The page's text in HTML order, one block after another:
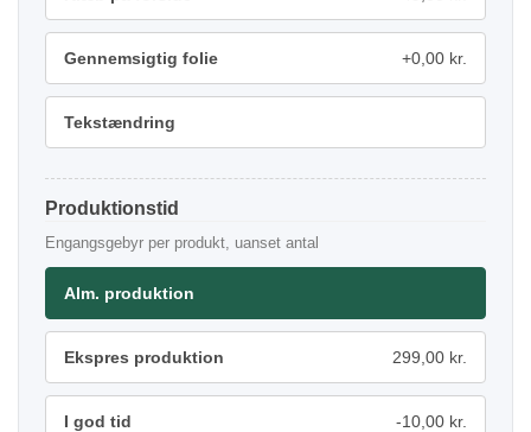
Gennemsigtig folie +0,00 kr.
Tekstændring
Produktionstid
Engangsgebyr per produkt, uanset antal
Alm. produktion
Ekspres produktion 299,00 kr.
I god tid -10,00 kr.